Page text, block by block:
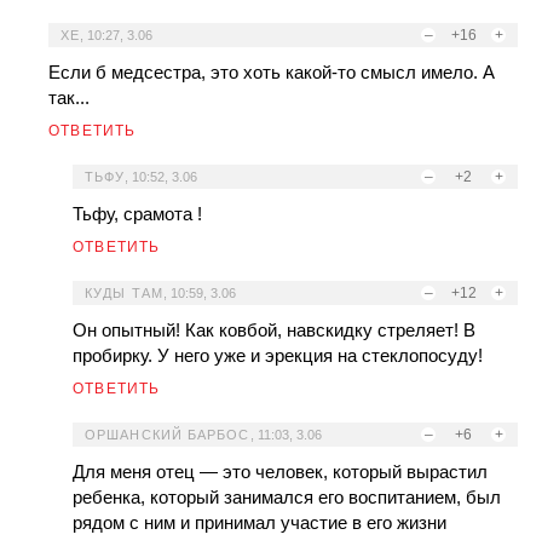
– +16 +
ХЕ 10:27, 3.06
Если б медсестра, это хоть какой-то смысл имело. А
так...
ОТВЕТИТЬ
– +2 +
ТЬФУ 10:52, 3.06
Тьфу, срамота !
ОТВЕТИТЬ
– +12 +
КУДЫ ТАМ 10:59, 3.06
Он опытный! Как ковбой, навскидку стреляет! В
пробирку. У него уже и эрекция на стеклопосуду!
ОТВЕТИТЬ
– +6 +
ОРШАНСКИЙ БАРБОС 11:03, 3.06
Для меня отец — это человек, который вырастил
ребенка, который занимался его воспитанием, был
рядом с ним и принимал участие в его жизни